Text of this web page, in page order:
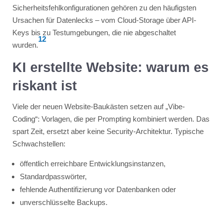
Sicherheitsfehlkonfigurationen gehören zu den häufigsten
Ursachen für Datenlecks – vom Cloud-Storage über API-
Keys bis zu Testumgebungen, die nie abgeschaltet
wurden.
12
KI erstellte Website: warum es
riskant ist
Viele der neuen Website-Baukästen setzen auf „Vibe-
Coding“: Vorlagen, die per Prompting kombiniert werden. Das
spart Zeit, ersetzt aber keine Security-Architektur. Typische
Schwachstellen:
öffentlich erreichbare Entwicklungsinstanzen,
Standardpasswörter,
fehlende Authentifizierung vor Datenbanken oder
unverschlüsselte Backups.